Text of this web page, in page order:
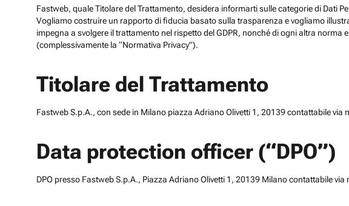
Fastweb, quale Titolare del Trattamento, desidera informarti sulle categorie di Dati
Vogliamo costruire un rapporto di fiducia basato sulla trasparenza e vogliamo
impegna a svolgere il trattamento nel rispetto del GDPR, nonché di ogni altra
(complessivamente la “Normativa Privacy”).
Titolare del Trattamento
Fastweb S.p.A., con sede in Milano piazza Adriano Olivetti 1, 20139 contattabile via
Data protection officer (“DPO”)
DPO presso Fastweb S.p.A., Piazza Adriano Olivetti 1, 20139 Milano contattabile via